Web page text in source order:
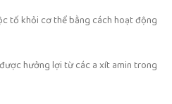
tố khỏi cơ thể bằng cách hoạt động
hưởng lợi từ các a xít amin trong